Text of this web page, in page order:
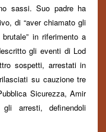
sassi. Suo padre ha
di “aver chiamato gli
in riferimento a
gli eventi di Lod
sospetti, arrestati in
su cauzione tre
Sicurezza, Amir
arresti, definendoli